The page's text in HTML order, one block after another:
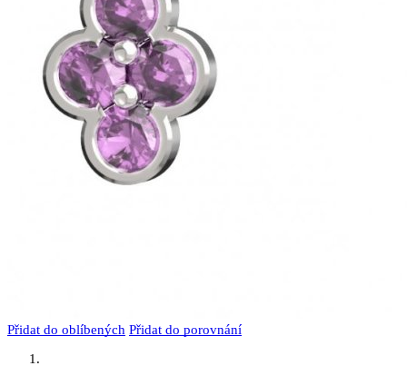
Přidat do oblíbených Přidat do porovnání